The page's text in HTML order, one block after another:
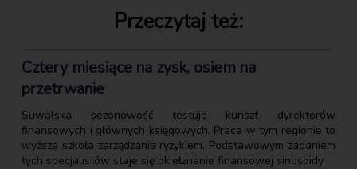
Przeczytaj też:
Cztery miesiące na zysk, osiem na
przetrwanie
Suwalska sezonowość testuje kunszt dyrektorów
finansowych i głównych księgowych. Praca w tym regionie to
wyższa szkoła zarządzania ryzykiem. Podstawowym zadaniem
tych specjalistów staje się okiełznanie finansowej sinusoidy.